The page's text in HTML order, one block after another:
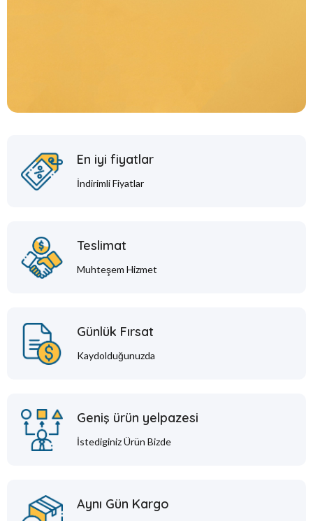
En iyi fiyatlar
İndirimli Fiyatlar
Teslimat
Muhteşem Hizmet
Günlük Fırsat
Kaydolduğunuzda
Geniş ürün yelpazesi
İstediginiz Ürün Bizde
Aynı Gün Kargo